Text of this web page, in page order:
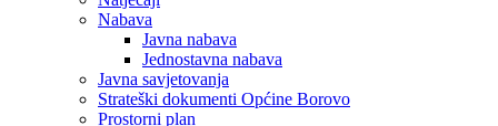
Nabava
Javna nabava
Jednostavna nabava
Javna savjetovanja
Strateški dokumenti Općine Borovo
Prostorni plan